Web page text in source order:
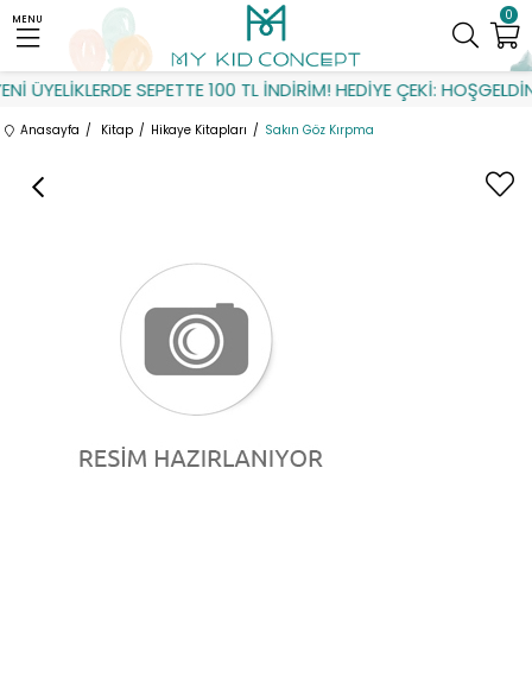
ÜYELİKLERDE SEPETTE 100 TL İNDİRİM! HEDİYE ÇEKİ: HOŞGELDİN
0
MENU
Anasayfa Kitap Hikaye Kitapları Sakın Göz Kırpma